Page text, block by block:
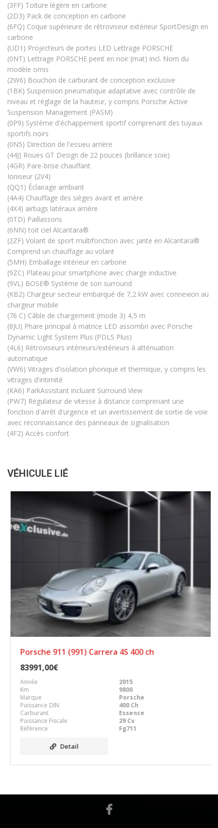
(3FF) Toiture légère en carbone
(2D3) Pack de conception en carbone
(6FQ) Coque supérieure de rétroviseur extérieur SportDesign en
carbone
(UD1) Projecteurs de portes LED Lettrage PORSCHE
(0NT) Lettrage PORSCHE peint en noir (mat) incl. Nom du
modèle omis
(2W6) Bouchon de carburant de conception exclusive
(1BK) Suspension pneumatique adaptative avec contrôle de
niveau et réglage de la hauteur, y compris Porsche Active
Suspension Management (PASM)
(0P9) Système d'échappement sportif comprenant des tuyaux
sportifs noirs
(0N5) Direction de l'essieu arrière
(44J) Roues GT Design de 22 pouces (brillance soie)
(4GR) Pare-brise chauffant
Ioniseur (2V4)
(QQ1) Éclairage ambiant
(4A4) Chauffage des sièges avant et arrière
(4X4) airbags latéraux arrière
(0TD) Paillassons
(6NN) toit ciel Alcantara®
(2ZF) Volant de sport multifonction avec jante en Alcantara®
Comprend un chauffage au volant
(5MH) Emballage intérieur en carbone
(9ZC) Plateau pour smartphone avec charge inductive
(9VL) BOSE® Système de son surround
(KB2) Chargeur secteur embarqué de 7,2 kW avec connexion au
chargeur mobile
(76 C) Câble de chargement (mode 3) 4,5 m
(8JU) Phare principal à matrice LED assombri avec Porsche
Dynamic Light System Plus (PDLS Plus)
(4L6) Rétroviseurs intérieurs/extérieurs à atténuation
automatique
(VW6) Vitrages d'isolation phonique et thermique, y compris les
vitrages d'intimité
(KA6) ParkAssistant incluant Surround View
(PW7) Régulateur de vitesse à distance comprenant une
fonction d'arrêt d'urgence et un avertissement de sortie de voie
avec reconnaissance des panneaux de signalisation
(4F2) Accès confort
VÉHICULE LIÉ
Porsche 911 (991) Carrera 4S 400 ch
83991,00€
Année
2015
Km
9800
Marque
Porsche
Puissance DIN
400 Ch
Carburant
Essence
Puissance Fiscale
29 Cv
Référence
Fg711
Detail